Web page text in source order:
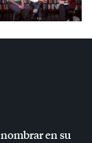
en su